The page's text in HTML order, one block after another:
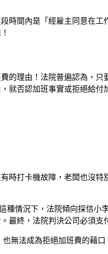
時間內是「經雇主同意在工
理由！法院普遍認為，
就否認加班事實或拒絕給付
打卡機故障，老闆也沒
種情況下，法院傾向採信小
最終，法院判決公司必須支
無法成為拒絕加班費的藉口